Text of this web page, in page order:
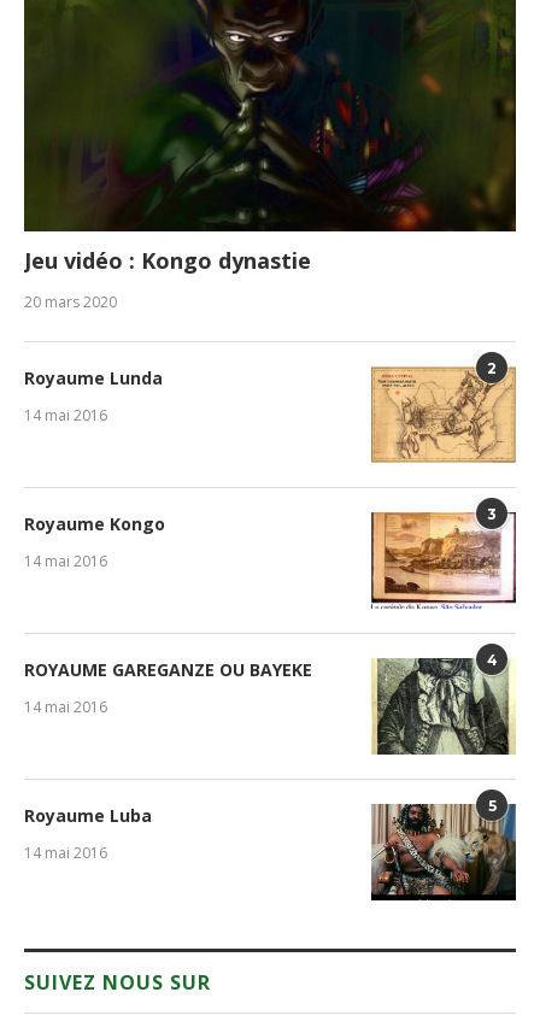
Jeu vidéo : Kongo dynastie
20 mars 2020
2
Royaume Lunda
14 mai 2016
3
Royaume Kongo
14 mai 2016
4
ROYAUME GAREGANZE OU BAYEKE
14 mai 2016
5
Royaume Luba
14 mai 2016
SUIVEZ NOUS SUR